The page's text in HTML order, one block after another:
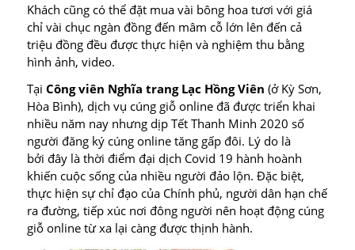
Khách cũng có thể đặt mua vài bông hoa tươi với giá
chỉ vài chục ngàn đồng đến mâm cỗ lớn lên đến cả
triệu đồng đều được thực hiện và nghiệm thu bằng
hình ảnh, video.
Tại Công viên Nghĩa trang Lạc Hồng Viên (ở Kỳ Sơn,
Hòa Bình), dịch vụ cúng giỗ online đã được triển khai
nhiều năm nay nhưng dịp Tết Thanh Minh 2020 số
người đăng ký cúng online tăng gấp đôi. Lý do là
bởi đây là thời điểm đại dịch Covid 19 hành hoành
khiến cuộc sống của nhiều người đảo lộn. Đặc biệt,
thực hiện sự chỉ đạo của Chính phủ, người dân hạn chế
ra đường, tiếp xúc nơi đông người nên hoạt động cúng
giỗ online từ xa lại càng được thịnh hành.